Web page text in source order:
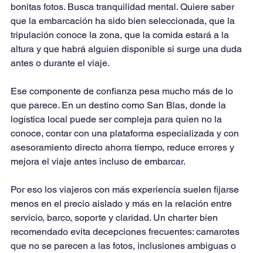
bonitas fotos. Busca tranquilidad mental. Quiere saber
que la embarcación ha sido bien seleccionada, que la
tripulación conoce la zona, que la comida estará a la
altura y que habrá alguien disponible si surge una duda
antes o durante el viaje.
Ese componente de confianza pesa mucho más de lo
que parece. En un destino como San Blas, donde la
logística local puede ser compleja para quien no la
conoce, contar con una plataforma especializada y con
asesoramiento directo ahorra tiempo, reduce errores y
mejora el viaje antes incluso de embarcar.
Por eso los viajeros con más experiencia suelen fijarse
menos en el precio aislado y más en la relación entre
servicio, barco, soporte y claridad. Un charter bien
recomendado evita decepciones frecuentes: camarotes
que no se parecen a las fotos, inclusiones ambiguas o